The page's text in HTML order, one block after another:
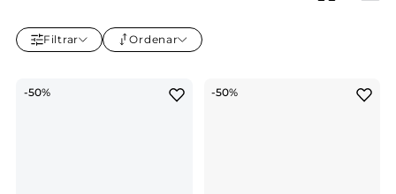
Filtrar Ordenar
-50% -50%